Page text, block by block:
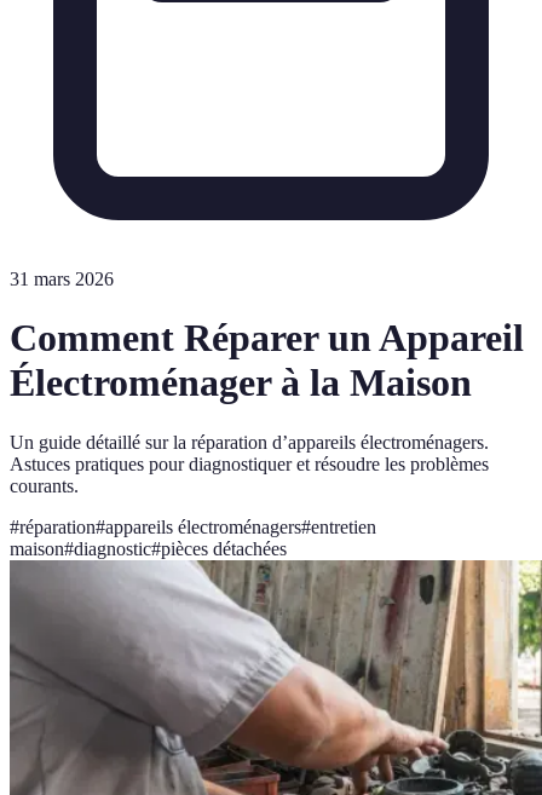
31 mars 2026
Comment Réparer un Appareil
Électroménager à la Maison
Un guide détaillé sur la réparation d’appareils électroménagers.
Astuces pratiques pour diagnostiquer et résoudre les problèmes
courants.
#réparation#appareils électroménagers#entretien
maison#diagnostic#pièces détachées